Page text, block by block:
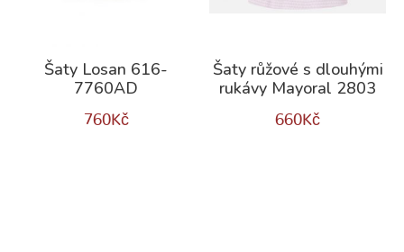
Šaty Losan 616-
7760AD
760Kč
Šaty růžové s dlouhými
rukávy Mayoral 2803
660Kč